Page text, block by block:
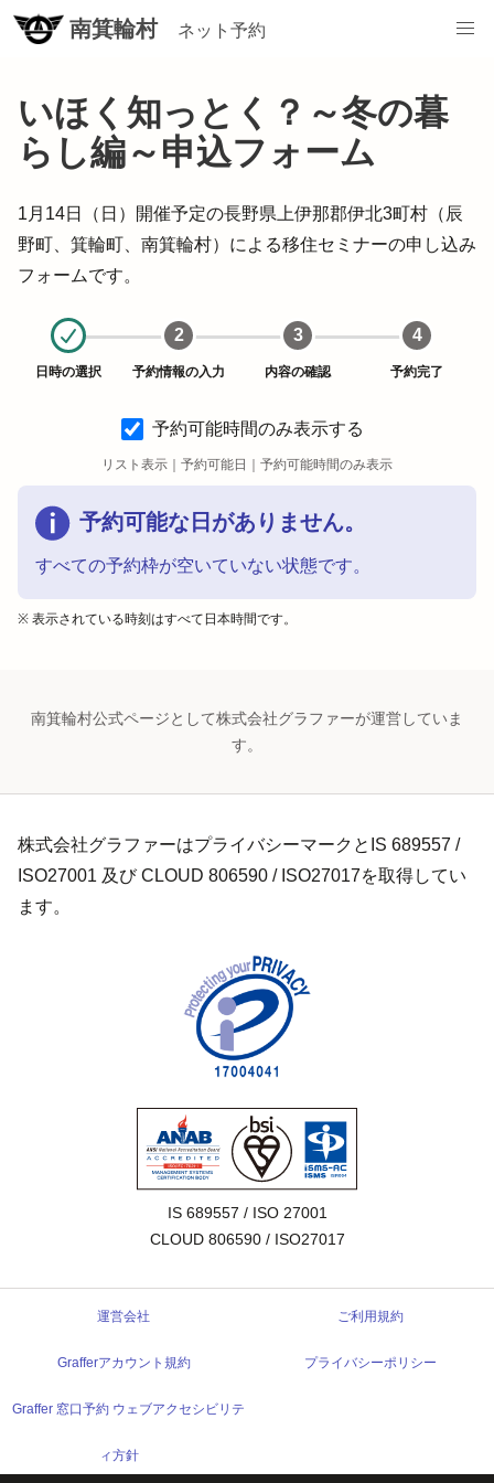
南箕輪村 ネット予約
いほく知っとく？～冬の暮
らし編～申込フォーム
1月14日（日）開催予定の長野県上伊那郡伊北3町村（辰
野町、箕輪町、南箕輪村）による移住セミナーの申し込み
フォームです。
日時の選択
2
予約情報の入力
3
内容の確認
4
予約完了
予約可能時間のみ表示する
リスト表示｜ 予約可能日 予約可能時間のみ表示
予約可能な日がありません。
すべての予約枠が空いていない状態です。
※ 表示されている時刻はすべて日本時間です。
南箕輪村公式ページとして株式会社グラファーが運営していま
す。
株式会社グラファーはプライバシーマークとIS 689557 /
ISO27001 及び CLOUD 806590 / ISO27017を取得してい
ます。
IS 689557 / ISO 27001
CLOUD 806590 / ISO27017
運営会社 ご利用規約
Grafferアカウント規約 プライバシーポリシー
Graffer 窓口予約 ウェブアクセシビリテ
ィ方針
/vlg-minamiminowa/booth-reserve/pages/